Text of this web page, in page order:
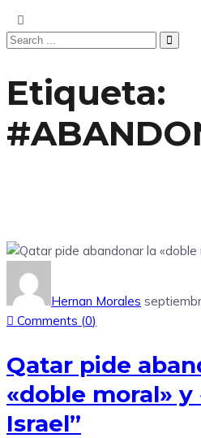
Etiqueta:
Hernan Morales
Comments (0)
Qatar pide
«doble moral»
Israel”